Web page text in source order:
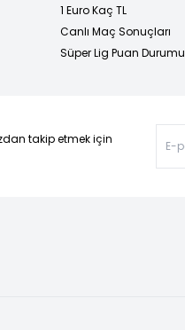
1 Euro Kaç TL
Canlı Maç Sonuçları
Süper Lig Puan Durumu
takip etmek için